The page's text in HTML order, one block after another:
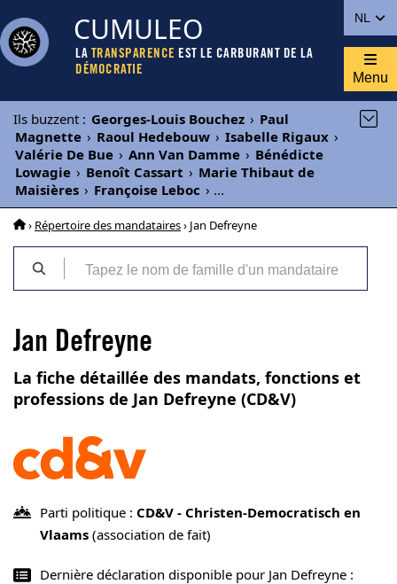
NL
CUMULEO
LA TRANSPARENCE EST LE CARBURANT DE LA
DÉMOCRATIE
Menu
Ils buzzent : Georges-Louis Bouchez › Paul
Magnette › Raoul Hedebouw › Isabelle Rigaux ›
Valérie De Bue › Ann Van Damme › Bénédicte
Lowagie › Benoît Cassart › Marie Thibaut de
Maisières › Françoise Leboc › ...
› Répertoire des mandataires› Jan Defreyne
Jan Defreyne
La fiche détaillée des mandats, fonctions et
professions de Jan Defreyne (CD&V)
Parti politique : CD&V - Christen-Democratisch en
Vlaams (association de fait)
Dernière déclaration disponible pour Jan Defreyne :